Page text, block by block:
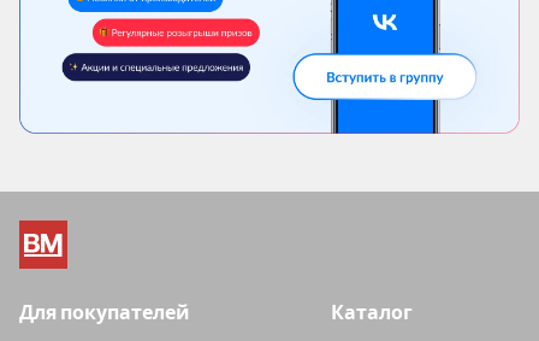
Каталог
Для покупателей